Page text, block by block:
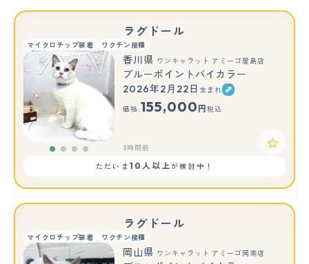
ラグドール
マイクロチップ装着 ワクチン接種
香川県 ワンキャラット アミーゴ屋島店
ブルーポイントバイカラー
2026年2月22日 生まれ
価格:155,000 円 税込
3時間前
ただいま 10人以上が検討中！
ラグドール
マイクロチップ装着 ワクチン接種
岡山県 ワンキャラット アミーゴ岡南店